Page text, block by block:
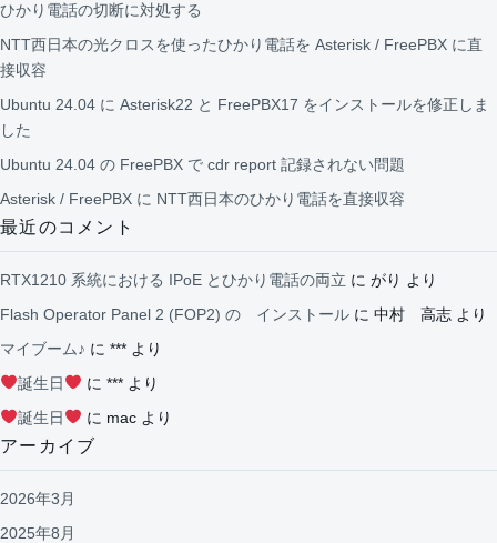
ひかり電話の切断に対処する
NTT西日本の光クロスを使ったひかり電話を Asterisk / FreePBX に直
接収容
Ubuntu 24.04 に Asterisk22 と FreePBX17 をインストールを修正しま
した
Ubuntu 24.04 の FreePBX で cdr report 記録されない問題
Asterisk / FreePBX に NTT西日本のひかり電話を直接収容
最近のコメント
RTX1210 系統における IPoE とひかり電話の両立 に がり より
Flash Operator Panel 2 (FOP2) の インストール に 中村 高志 より
マイブーム♪ に *** より
誕生日
に ***より
誕生日
に macより
アーカイブ
2026年3月
2025年8月